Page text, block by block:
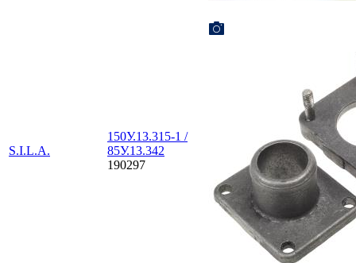
S.I.L.A.
150У.13.315-1 /
85У.13.342
190297